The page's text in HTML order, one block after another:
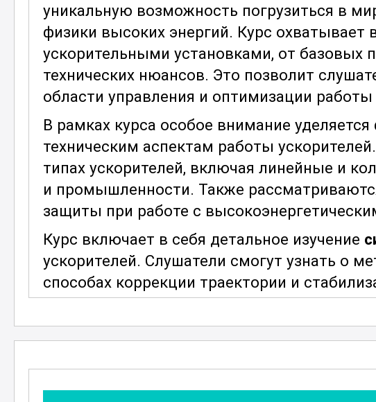
уникальную возможность погрузиться в
физики высоких энергий. Курс охватывает
ускорительными установками, от базовых
технических нюансов. Это позволит
области управления и оптимизации
В рамках курса особое внимание уделяется
техническим аспектам работы
типах ускорителей, включая линейные и
и промышленности. Также
защиты при работе с
Курс включает в себя детальное изучение
ускорителей. Слушатели смогут узнать о
способах коррекции траектории и
знания необходимы для обеспечения
эксплуатации ускорителей заряженных
ускорительных установок. Важно
компоненты ускорителей для достижения